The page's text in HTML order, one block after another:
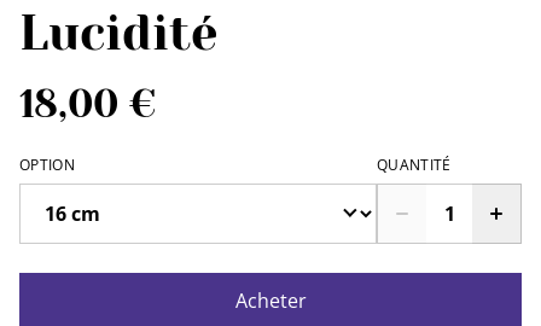
Lucidité
18,00 €
OPTION QUANTITÉ
Acheter